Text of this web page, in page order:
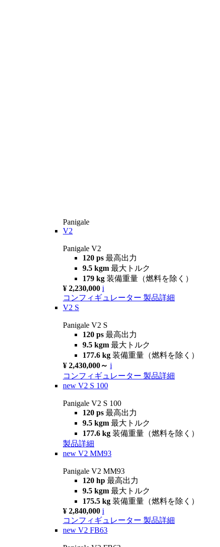
Panigale
V2
Panigale V2
120 ps 最高出力
9.5 kgm 最大トルク
179 kg 装備重量（燃料を除く）
¥ 2,230,000 i
コンフィギュレーター 製品詳細
V2 S
Panigale V2 S
120 ps 最高出力
9.5 kgm 最大トルク
177.6 kg 装備重量（燃料を除く）
¥ 2,430,000～ i
コンフィギュレーター 製品詳細
new V2 S 100
Panigale V2 S 100
120 ps 最高出力
9.5 kgm 最大トルク
177.6 kg 装備重量（燃料を除く）
製品詳細
new V2 MM93
Panigale V2 MM93
120 hp 最高出力
9.5 kgm 最大トルク
175.5 kg 装備重量（燃料を除く）
¥ 2,840,000 i
コンフィギュレーター 製品詳細
new V2 FB63